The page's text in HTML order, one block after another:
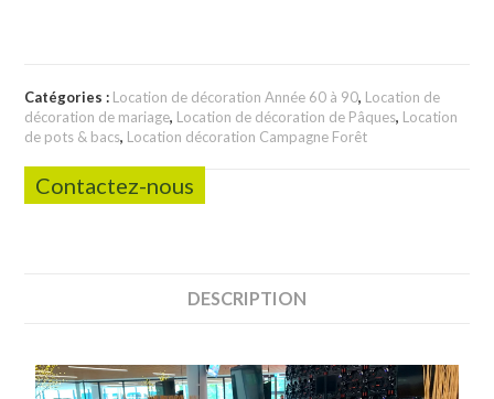
Catégories : Location de décoration Année 60 à 90, Location de
décoration de mariage, Location de décoration de Pâques, Location
de pots & bacs, Location décoration Campagne Forêt
Contactez-nous
DESCRIPTION